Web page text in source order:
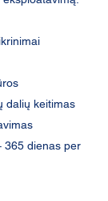
dalių keitimas
365 dienas per